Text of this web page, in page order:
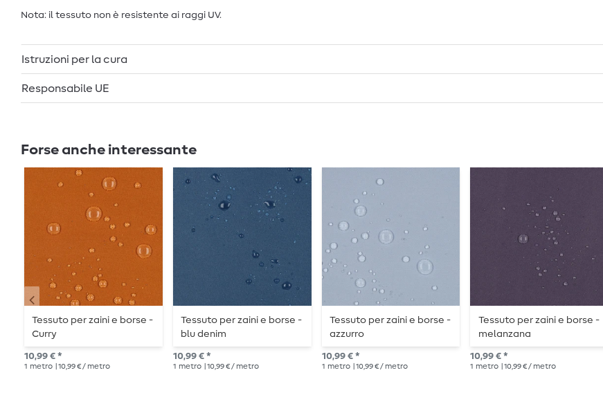
Nota: il tessuto non è resistente ai raggi UV.
Istruzioni per la cura
Responsabile UE
Forse anche interessante
Tessuto per zaini e borse -
Curry
10,99 € *
1 metro | 10,99 € / metro
Tessuto per zaini e borse -
blu denim
10,99 € *
1 metro | 10,99 € / metro
Tessuto per zaini e borse -
azzurro
10,99 € *
1 metro | 10,99 € / metro
Tessuto per zaini e borse -
melanzana
10,99 € *
1 metro | 10,99 € / metro